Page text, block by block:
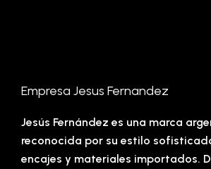
Empresa Jesus Fernandez
Jesús Fernández es una marca
reconocida por su estilo
encajes y materiales importados.